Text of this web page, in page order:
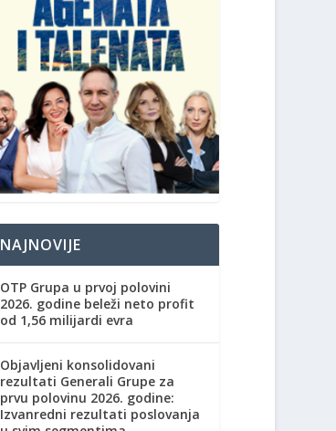
NAJNOVIJE
OTP Grupa u prvoj polovini
2026. godine beleži neto profit
od 1,56 milijardi evra
Objavljeni konsolidovani
rezultati Generali Grupe za
prvu polovinu 2026. godine:
Izvanredni rezultati poslovanja